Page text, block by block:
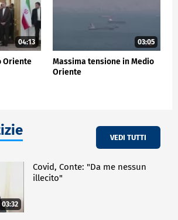
torniamo a occuparci di altro
una soluzione strutturale quello
04:13
Oriente
03:05
Massima tensione in Medio
Oriente
VEDI TUTTI
03:32
Covid, Conte: "Da me nessun
illecito"